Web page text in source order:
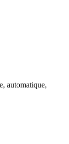
automatique,